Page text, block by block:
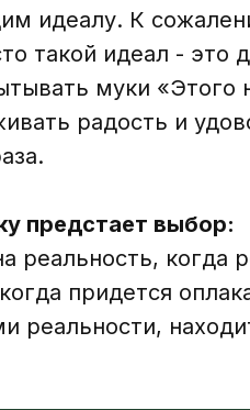
идеалу. К
такой идеал - это
муки
радость и
предстает выбор:
реальность, когда
придется
реальности,